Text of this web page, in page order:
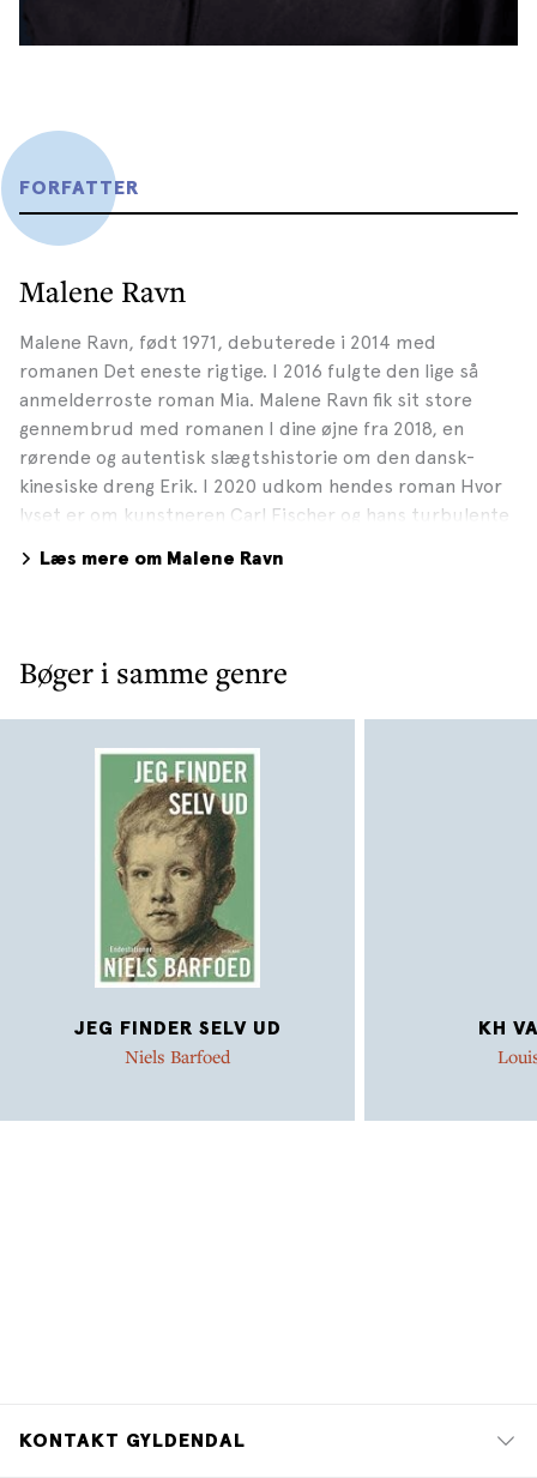
FORFATTER
Malene Ravn
Malene Ravn, født 1971, debuterede i 2014 med
romanen Det eneste rigtige. I 2016 fulgte den lige så
anmelderroste roman Mia. Malene Ravn fik sit store
gennembrud med romanen I dine øjne fra 2018, en
rørende og autentisk slægtshistorie om den dansk-
kinesiske dreng Erik. I 2020 udkom hendes roman Hvor
lyset er om kunstneren Carl Fischer og hans turbulente
verden. En roman om magt og ansvar, frigørelse og håb
inspireret af begivenhederne på Frederiksberg Hospital
i 1960’erne, hvor omkring fire hundrede patienter blev
behandlet med høje doser af det hallucinogene stof LSD.
Fotograf: Sara Galbiati, Gyldendal Medie 2023
Læs mere om Malene Ravn
Bøger i samme genre
JEG FINDER SELV UD
Niels Barfoed
KH
KONTAKT GYLDENDAL